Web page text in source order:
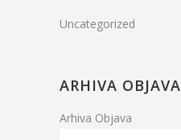
Uncategorized
ARHIVA OBJAVA
Arhiva Objava